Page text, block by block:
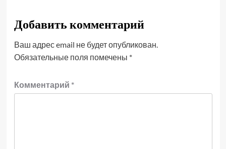
Добавить комментарий
Ваш адрес email не будет опубликован.
Обязательные поля помечены *
Комментарий *